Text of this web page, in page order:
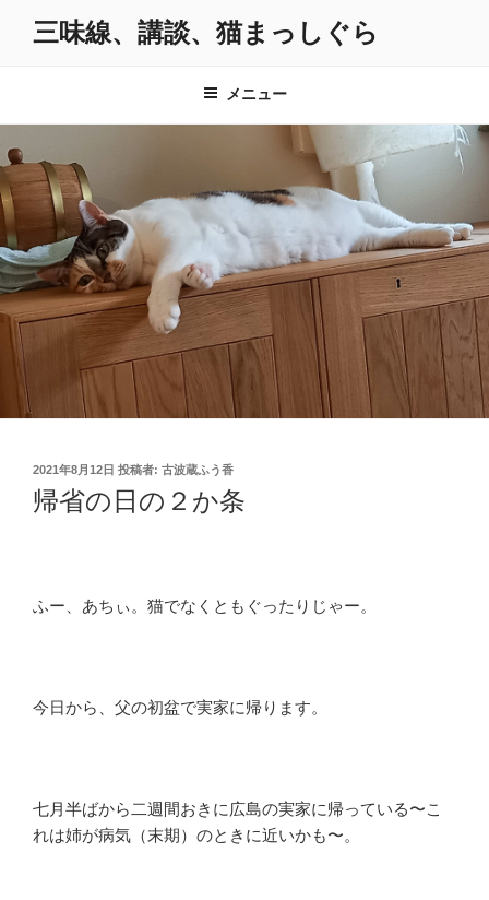
ス
キ
ッ
プ
三味線、講談、猫まっしぐら
メニュー
投
稿
日:
2021年8月12日 投稿者: 古波蔵ふう香
帰省の日の２か条
ふー、あちぃ。猫でなくともぐったりじゃー。
今日から、父の初盆で実家に帰ります。
七月半ばから二週間おきに広島の実家に帰っている〜こ
れは姉が病気（末期）のときに近いかも〜。